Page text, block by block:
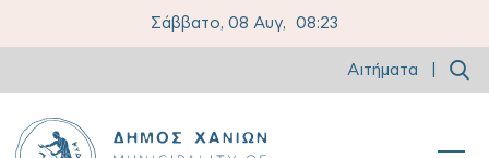
Σάββατο, 08 Αυγ, 08:23
Αιτήματα